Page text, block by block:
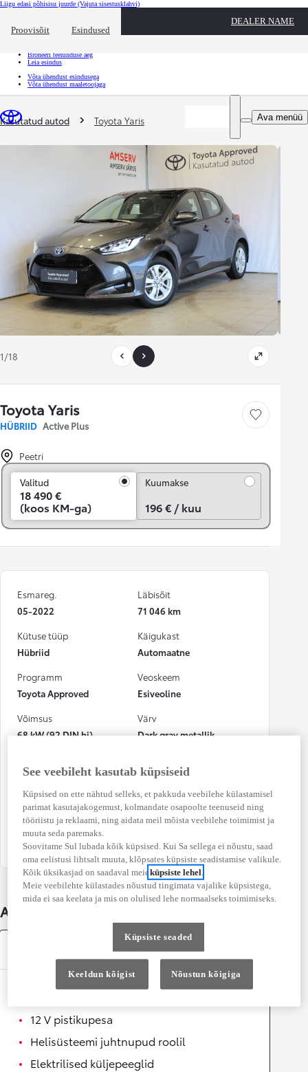
Liigu edasi põhisisu juurde (Vajuta sisestusklahvi)
Proovisõit Esindused
DEALER NAME
Kiirtee Klõpsa kiirtee ülekatte sulgemiseks
Broneeri teeninduse aeg
Leia esindus
Võta ühendust esindusega
Võta ühendust maaletoojaga
Ava menüü
Sina oled siin
Kasutatud autod Toyota Yaris
1/18
Toyota Yaris
HÜBRIID Active Plus
Salvesta
Peetri
Valitud
18 490 €
(koos KM-ga)
Kuumakse
196 € / kuu
Esmareg.
05-2022
Läbisõit
71 046 km
Kütuse tüüp
Hübriid
Käigukast
Automaatne
Programm
Toyota Approved
Veoskeem
Esiveoline
Võimsus
68 kW (92 DIN hj)
Värv
Dark gray metallik
214NVZ
(kombineeritud)
87 g/km
Kütusekulu
(kombineeritud)
3,9 l / 100 km
Osalenud
Jah
Auto üksikasjad
Mugavus
12 V pistikupesa
Helisüsteemi juhtnupud roolil
Elektrilised küljepeeglid
See veebileht kasutab küpsiseid
Küpsised on ette nähtud selleks, et pakkuda veebilehe külastamisel
parimat kasutajakogemust, kolmandate osapoolte teenuseid ning
tööriistu ja reklaami, ning aidata meil mõista veebilehe toimimist ja
muuta seda paremaks.
Soovitame Sul lubada kõik küpsised. Kui Sa sellega ei nõustu, saad
oma eelistusi lihtsalt muuta, klõpsates küpsiste seadistamise valikule.
Kõik üksikasjad on saadaval meieküpsiste lehel
Meie veebilehte külastades nõustud tingimata vajalike küpsistega,
mida ei saa keelata ja mis on olulised lehe normaalseks toimimiseks.
Küpsiste seaded
Keeldun kõigist Nõustun kõigiga